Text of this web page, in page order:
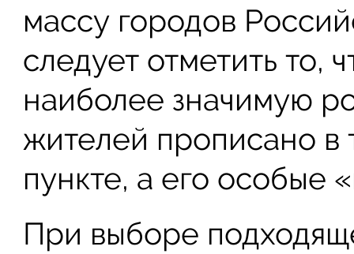
массу городов
следует отметить то,
наиболее значимую
жителей прописано
пункте, а его особые
При выборе